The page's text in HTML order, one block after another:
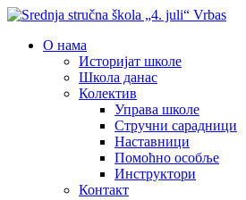
О нама
Историјат школе
Школа данас
Колектив
Управа школе
Стручни сарадници
Наставници
Помоћно особље
Инструктори
Контакт